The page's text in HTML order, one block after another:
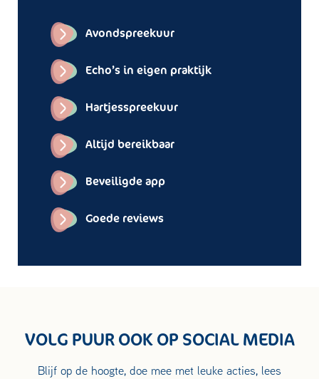
Avondspreekuur
Echo’s in eigen praktijk
Hartjesspreekuur
Altijd bereikbaar
Beveiligde app
Goede reviews
VOLG PUUR OOK OP SOCIAL MEDIA
Blijf op de hoogte, doe mee met leuke acties, lees